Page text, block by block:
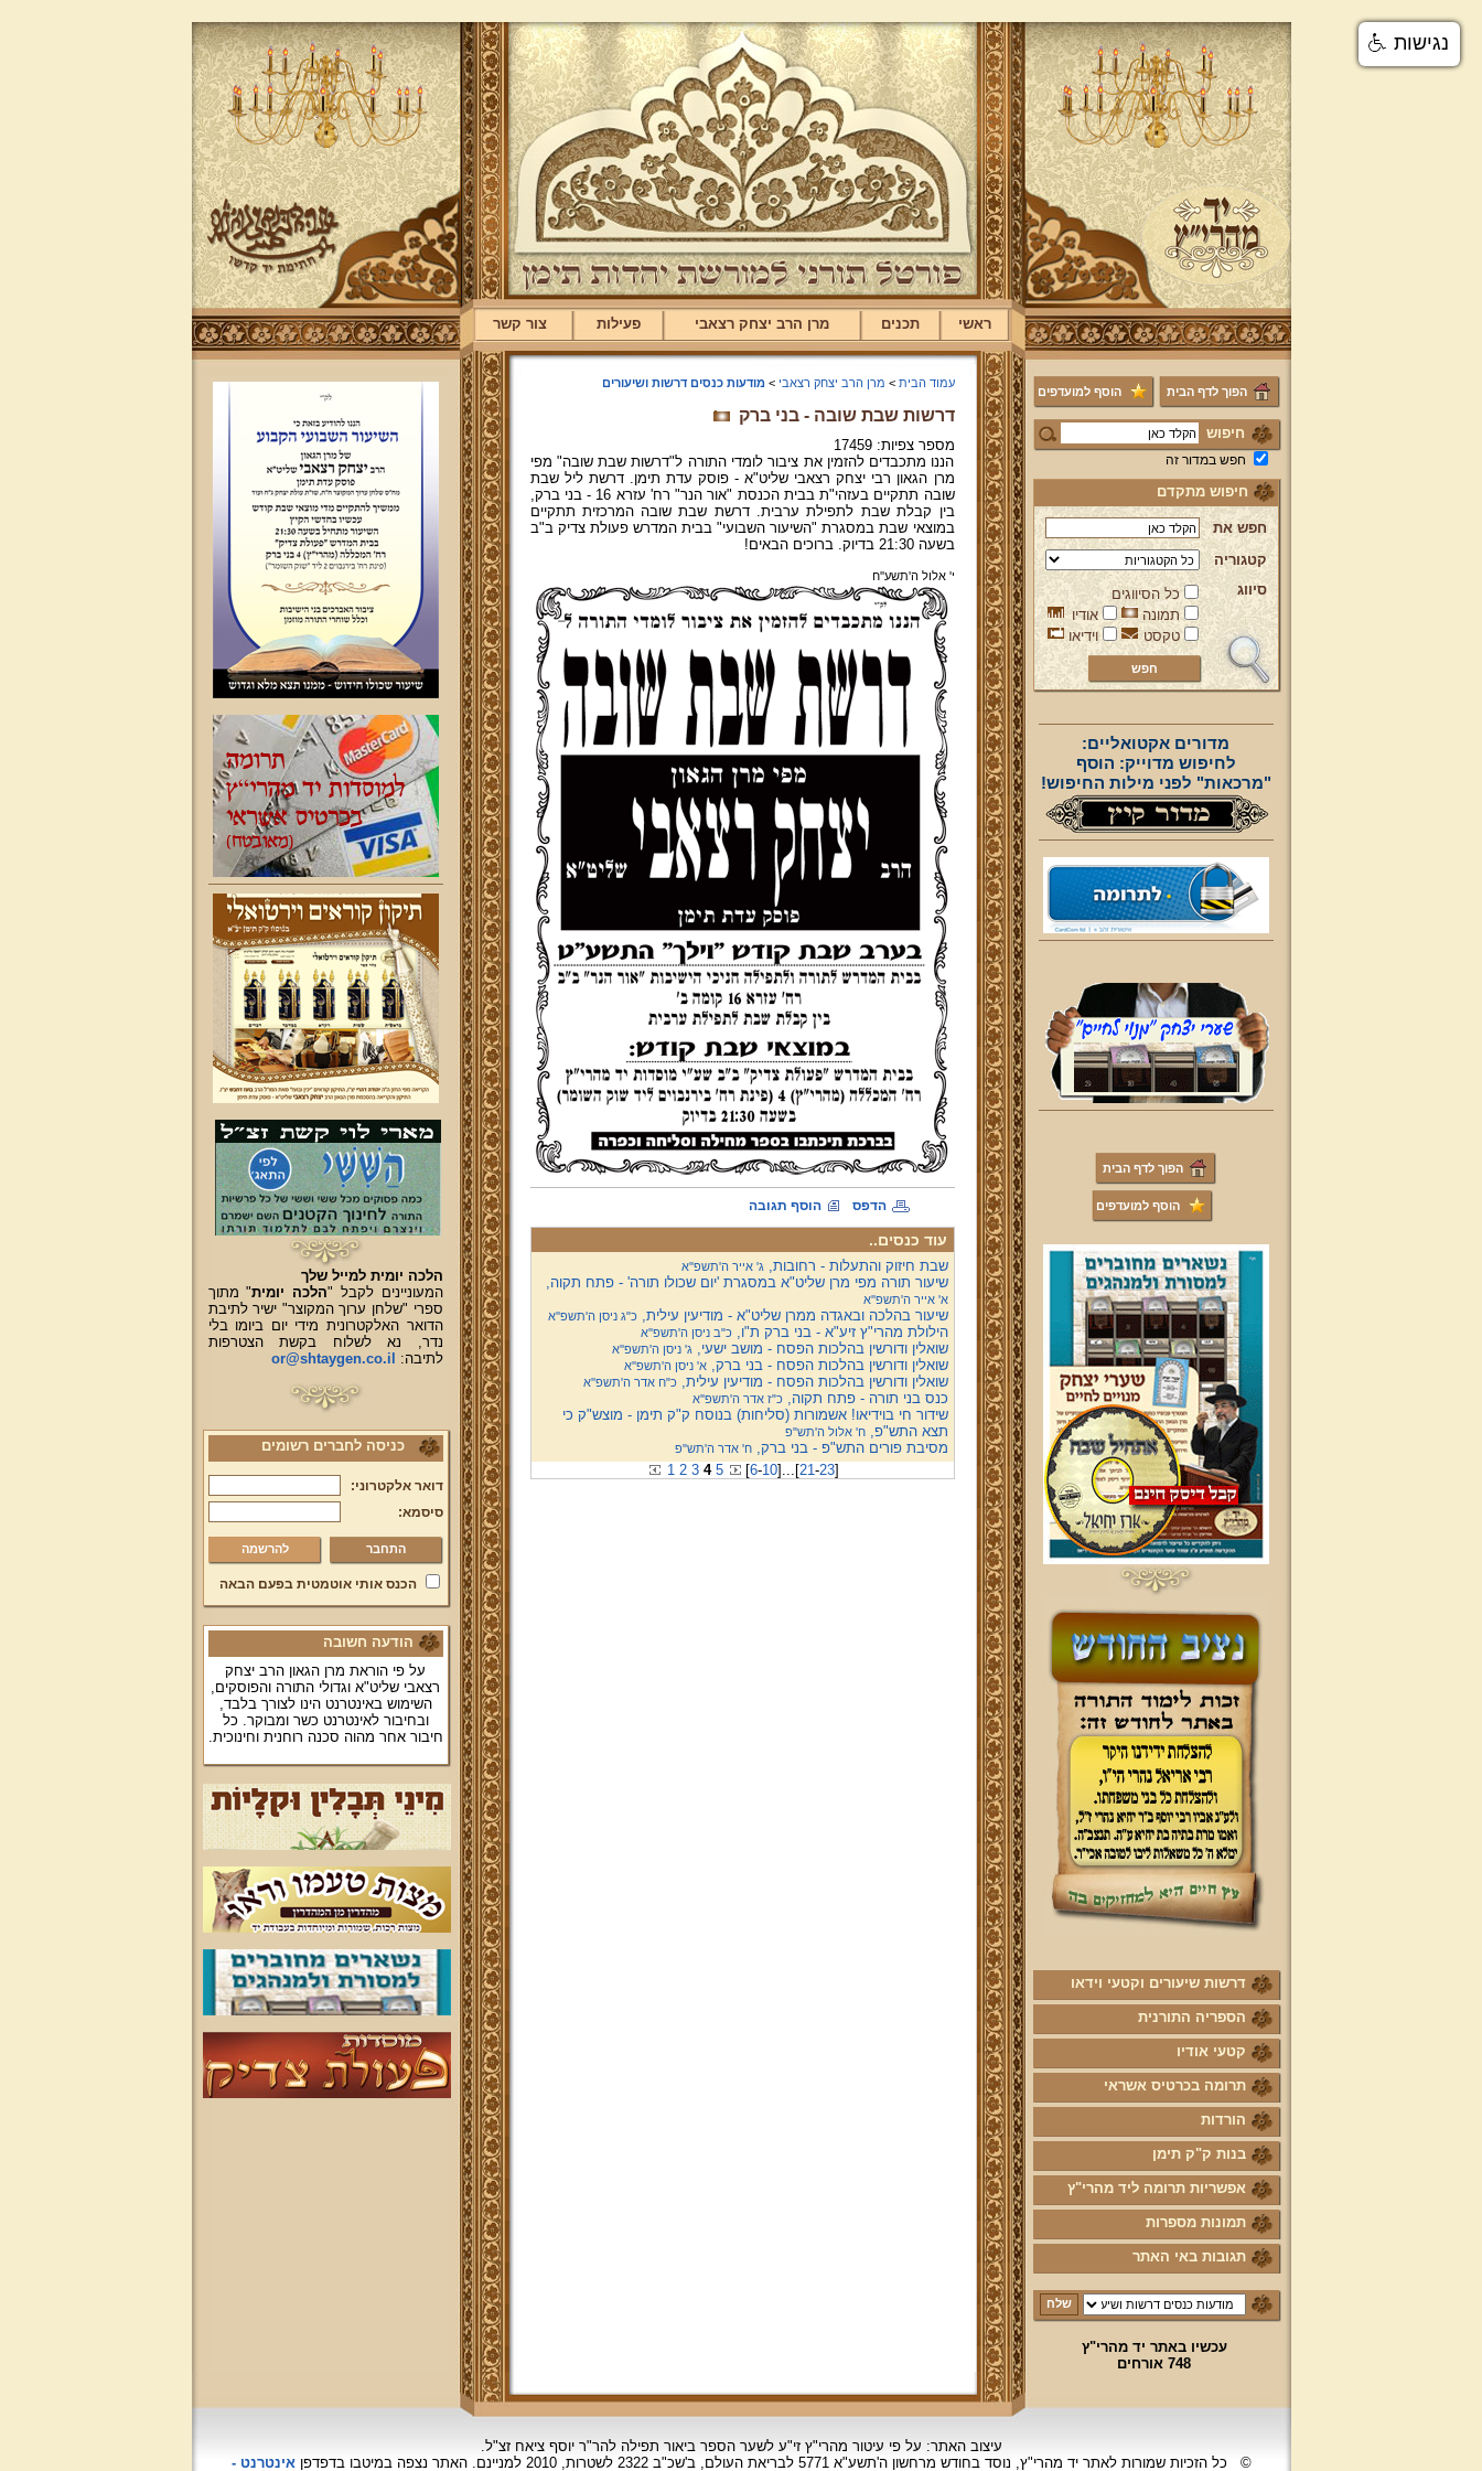
ראשי תכנים מרן הרב יצחק רצאבי פעילות צור קשר
הפוך לדף הבית הוסף למועדפים
חיפוש
חפש במדור זה
חיפוש מתקדם
חפש את
קטגוריה
סיווג
כל הסיווגים
תמונה
אודיו
טקסט
וידיאו
מדורים אקטואליים:
לחיפוש מדוייק: הוסף
"מרכאות" לפני מילות החיפוש!
הפוך לדף הבית
הוסף למועדפים
דרשות שיעורים וקטעי וידאו
הספריה התורנית
קטעי אודיו
תרומה בכרטיס אשראי
הורדות
בנות ק"ק תימן
אפשריות תרומה ליד מהרי"ץ
תמונות מספרות
תגובות באי האתר
עכשיו באתר יד מהרי"ץ
748 אורחים
עמוד הבית > מרן הרב יצחק רצאבי >מודעות כנסים דרשות ושיעורים
דרשות שבת שובה - בני ברק
מספר צפיות: 17459
הננו מתכבדים להזמין את ציבור לומדי התורה ל"דרשות שבת שובה" מפי
מרן הגאון רבי יצחק רצאבי שליט"א - פוסק עדת תימן. דרשת ליל שבת
שובה תתקיים בעזהי"ת בבית הכנסת "אור הנר" רח' עזרא 16 - בני ברק,
בין קבלת שבת לתפילת ערבית. דרשת שבת שובה המרכזית תתקיים
במוצאי שבת במסגרת "השיעור השבועי" בבית המדרש פעולת צדיק ב"ב
בשעה 21:30 בדיוק. ברוכים הבאים!
י' אלול ה'תשע''ח
הדפס הוסף תגובה
עוד כנסים..
שבת חיזוק והתעלות - רחובות,ג' אייר ה'תשפ''א
שיעור תורה מפי מרן שליט"א במסגרת 'יום שכולו תורה' - פתח תקוה,
א' אייר ה'תשפ''א
שיעור בהלכה ובאגדה ממרן שליט"א - מודיעין עילית,כ"ג ניסן ה'תשפ''א
הילולת מהרי"ץ זיע"א - בני ברק ת"ו,כ"ב ניסן ה'תשפ''א
שואלין ודורשין בהלכות הפסח - מושב ישעי,ג' ניסן ה'תשפ''א
שואלין ודורשין בהלכות הפסח - בני ברק,א' ניסן ה'תשפ''א
שואלין ודורשין בהלכות הפסח - מודיעין עילית,כ"ח אדר ה'תשפ''א
כנס בני תורה - פתח תקוה,כ"ז אדר ה'תשפ''א
שידור חי בוידיאו! אשמורות (סליחות) בנוסח ק"ק תימן - מוצש"ק כי
תצא התש"פ,ח' אלול ה'תש"פ
מסיבת פורים התש"פ - בני ברק,ח' אדר ה'תש"פ
1 2 3 4 5 [6-10] ... [21-23]
הלכה יומית למייל שלך
המעוניינים לקבל "הלכה יומית" מתוך
ספרי "שלחן ערוך המקוצר" ישיר לתיבת
הדואר האלקטרונית מידי יום ביומו בלי
נדר, נא לשלוח בקשת הצטרפות
לתיבה:
or@shtaygen.co.il
כניסה לחברים רשומים
דואר אלקטרוני:
סיסמא:
להרשמה
הכנס אותי אוטמטית בפעם הבאה
הודעה חשובה
על פי הוראת מרן הגאון הרב יצחק
רצאבי שליט"א וגדולי התורה והפוסקים,
השימוש באינטרנט הינו לצורך בלבד,
ובחיבור לאינטרנט כשר ומבוקר. כל
חיבור אחר מהוה סכנה רוחנית וחינוכית.
עיצוב האתר: על פי עיטור מהרי"ץ זי"ע לשער הספר ביאור תפילה להר"ר יוסף ציאח זצ"ל.
©
כל הזכיות שמורות לאתר יד מהרי"ץ, נוסד בחודש מרחשוןה'תשע"א 5771 לבריאת העולם, ב'שכ"ב 2322 לשטרות, 2010 למניינם. האתר נצפהבמיטבו בדפדפןאינטרנט -
נגישות